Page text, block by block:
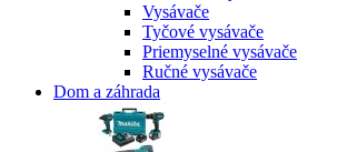
Vysávače
Tyčové vysávače
Priemyselné vysávače
Ručné vysávače
Dom a záhrada